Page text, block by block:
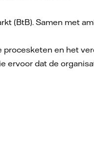
(BtB). Samen met
en het
ervoor dat de